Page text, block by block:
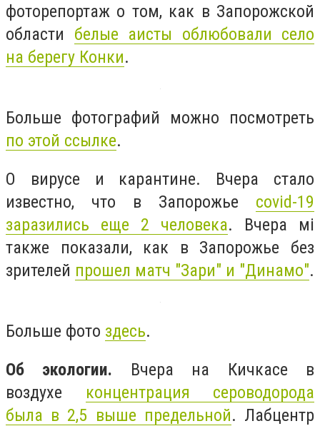
фоторепортаж о том, как в Запорожской
области белые аисты облюбовали село
на берегу Конки.
Больше фотографий можно посмотреть
по этой ссылке.
О вирусе и карантине. Вчера стало
известно, что в Запорожье covid-19
заразились еще 2 человека. Вчера мі
также показали, как в Запорожье без
зрителей прошел матч "Зари" и "Динамо".
Больше фото здесь.
Об экологии. Вчера на Кичкасе в
воздухе концентрация сероводорода
была в 2,5 выше предельной. Лабцентр